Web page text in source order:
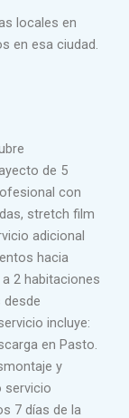
locales en
en esa ciudad.
de 5
con
stretch film
adicional
hacia
2 habitaciones
desde
incluye:
en Pasto.
y
servicio
7 días de la